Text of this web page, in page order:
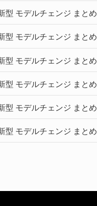
(22)
(4)
(9)
型 モデルチェンジ まとめ
型 モデルチェンジ まとめ
型 モデルチェンジ まとめ
型 モデルチェンジ まとめ
型 モデルチェンジ まとめ
型 モデルチェンジ まとめ